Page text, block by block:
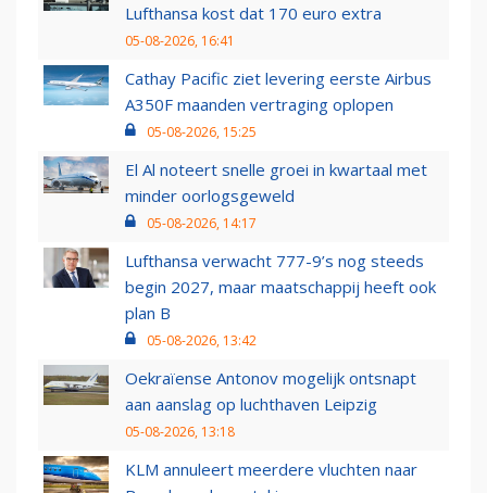
Lufthansa kost dat 170 euro extra
05-08-2026, 16:41
Cathay Pacific ziet levering eerste Airbus
A350F maanden vertraging oplopen
05-08-2026, 15:25
El Al noteert snelle groei in kwartaal met
minder oorlogsgeweld
05-08-2026, 14:17
Lufthansa verwacht 777-9’s nog steeds
begin 2027, maar maatschappij heeft ook
plan B
05-08-2026, 13:42
Oekraïense Antonov mogelijk ontsnapt
aan aanslag op luchthaven Leipzig
05-08-2026, 13:18
KLM annuleert meerdere vluchten naar